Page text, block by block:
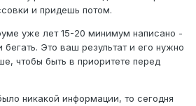
и придешь потом.
уже лет 15-20 минимум написано -
Это ваш результат и его нужно
чтобы быть в приоритете перед
никакой информации, то сегодня